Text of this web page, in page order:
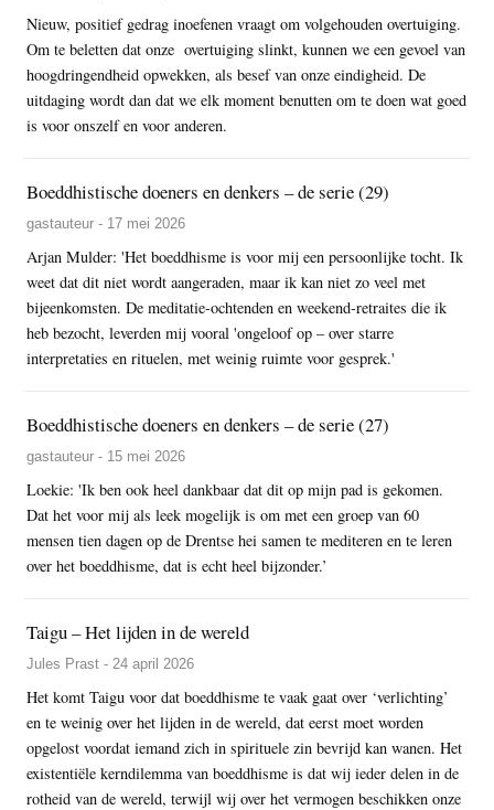
Nieuw, positief gedrag inoefenen vraagt om volgehouden overtuiging.
Om te beletten dat onze overtuiging slinkt, kunnen we een gevoel van
hoogdringendheid opwekken, als besef van onze eindigheid. De
uitdaging wordt dan dat we elk moment benutten om te doen wat goed
is voor onszelf en voor anderen.
Boeddhistische doeners en denkers – de serie (29)
gastauteur - 17 mei 2026
Arjan Mulder: 'Het boeddhisme is voor mij een persoonlijke tocht. Ik
weet dat dit niet wordt aangeraden, maar ik kan niet zo veel met
bijeenkomsten. De meditatie-ochtenden en weekend-retraites die ik
heb bezocht, leverden mij vooral 'ongeloof op – over starre
interpretaties en rituelen, met weinig ruimte voor gesprek.'
Boeddhistische doeners en denkers – de serie (27)
gastauteur - 15 mei 2026
Loekie: 'Ik ben ook heel dankbaar dat dit op mijn pad is gekomen.
Dat het voor mij als leek mogelijk is om met een groep van 60
mensen tien dagen op de Drentse hei samen te mediteren en te leren
over het boeddhisme, dat is echt heel bijzonder.’
Taigu – Het lijden in de wereld
Jules Prast - 24 april 2026
Het komt Taigu voor dat boeddhisme te vaak gaat over ‘verlichting’
en te weinig over het lijden in de wereld, dat eerst moet worden
opgelost voordat iemand zich in spirituele zin bevrijd kan wanen. Het
existentiële kerndilemma van boeddhisme is dat wij ieder delen in de
rotheid van de wereld, terwijl wij over het vermogen beschikken onze